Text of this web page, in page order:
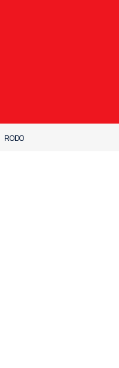
RODO